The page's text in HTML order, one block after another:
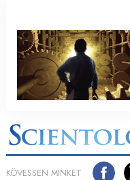
KÖVESSEN MINKET